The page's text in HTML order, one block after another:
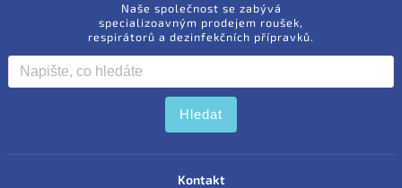
Naše společnost se zabývá
specializoavným prodejem roušek,
respirátorů a dezinfekčních přípravků.
Hledat
Kontakt